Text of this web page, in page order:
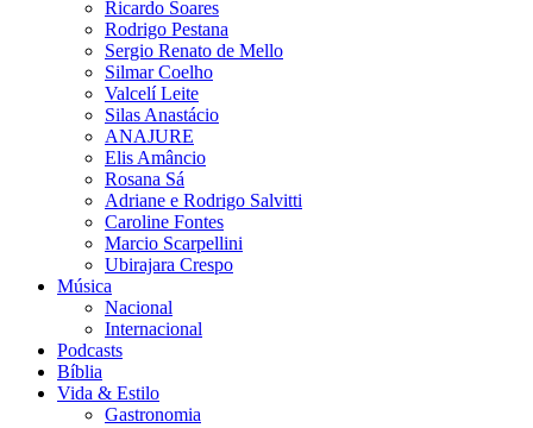
Ricardo Soares
Rodrigo Pestana
Sergio Renato de Mello
Silmar Coelho
Valcelí Leite
Silas Anastácio
ANAJURE
Elis Amâncio
Rosana Sá
Adriane e Rodrigo Salvitti
Caroline Fontes
Marcio Scarpellini
Ubirajara Crespo
Música
Nacional
Internacional
Podcasts
Bíblia
Vida & Estilo
Gastronomia